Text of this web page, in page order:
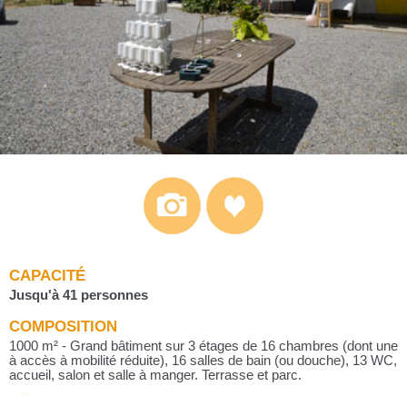
CAPACITÉ
Jusqu'à 41 personnes
COMPOSITION
1000 m² - Grand bâtiment sur 3 étages de 16 chambres (dont une
à accès à mobilité réduite), 16 salles de bain (ou douche), 13 WC,
accueil, salon et salle à manger. Terrasse et parc.